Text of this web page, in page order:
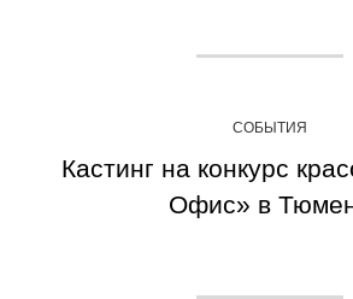
СОБЫТИЯ
Кастинг на конкурс
Офис» в